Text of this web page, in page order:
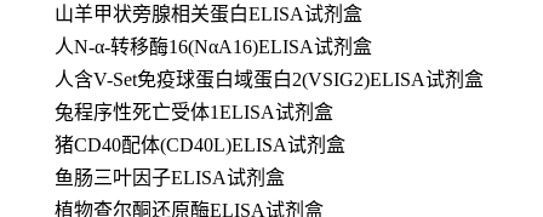
山羊甲状旁腺相关蛋白ELISA试剂盒
人N-α-转移酶16(NαA16)ELISA试剂盒
人含V-Set免疫球蛋白域蛋白2(VSIG2)ELISA试剂盒
兔程序性死亡受体1ELISA试剂盒
猪CD40配体(CD40L)ELISA试剂盒
鱼肠三叶因子ELISA试剂盒
植物查尔酮还原酶ELISA试剂盒